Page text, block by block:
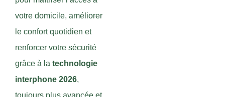
votre domicile, améliorer
le confort quotidien et
renforcer votre sécurité
grâce à la technologie
interphone 2026,
toujours plus avancée et